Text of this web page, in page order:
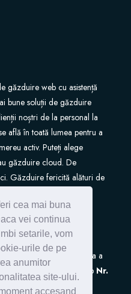
cea mai buna
vei continua
setarile, vom
urile de pe
anumitor
site-ului.
accesand
găzduire web cu asistență
bune soluții de găzduire
noștri de la personal la
află în toată lumea pentru a
activ. Puteți alege
găzduire cloud. De
Găzduire fericită alături de
in Registrul de Evidenta a
Personal (ANSPDCP) sub Nr.